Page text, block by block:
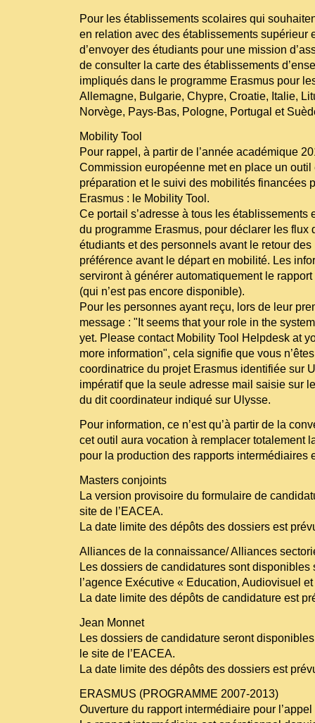
Pour les établissements scolaires qui
en relation avec des établissements supérieur
d’envoyer des étudiants pour une mission
de consulter la carte des établissements
impliqués dans le programme Erasmus pour
Allemagne, Bulgarie, Chypre, Croatie, Italie,
Norvège, Pays-Bas, Pologne, Portugal et
Mobility Tool
Pour rappel, à partir de l’année académique
Commission européenne met en place un
préparation et le suivi des mobilités financées
Erasmus : le Mobility Tool.
Ce portail s’adresse à tous les établissements
du programme Erasmus, pour déclarer les flux
étudiants et des personnels avant le retour
préférence avant le départ en mobilité. Les
serviront à générer automatiquement le
(qui n’est pas encore disponible).
Pour les personnes ayant reçu, lors de leur
message : "It seems that your role in the
yet. Please contact Mobility Tool Helpdesk at
more information", cela signifie que vous
coordinatrice du projet Erasmus identifiée sur
impératif que la seule adresse mail saisie sur
du dit coordinateur indiqué sur Ulysse.
Pour information, ce n’est qu’à partir de la
cet outil aura vocation à remplacer totalement
pour la production des rapports intermédiaires
Masters conjoints
La version provisoire du formulaire de
site de l’EACEA.
La date limite des dépôts des dossiers est
Alliances de la connaissance/ Alliances
Les dossiers de candidatures sont disponibles
l’agence Exécutive « Education, Audiovisuel
La date limite des dépôts de candidature est
Jean Monnet
Les dossiers de candidature seront
le site de l’EACEA.
La date limite des dépôts des dossiers est
ERASMUS (PROGRAMME 2007-2013)
Ouverture du rapport intermédiaire pour